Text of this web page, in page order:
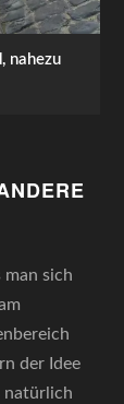
nahezu
man sich
der Idee
natürlich